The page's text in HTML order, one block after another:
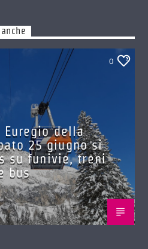
0
Euregio della
25 giugno si
su funivie, treni
bus